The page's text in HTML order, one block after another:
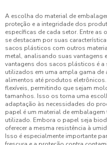
A escolha do material de
proteção e a integridade dos
específicas de cada setor. Entre
se destacam por suas
sacos plásticos com outros
metal, analisando suas vantagens
vantagens dos sacos plásticos é a
utilizados em uma ampla gama de
alimentos até produtos
flexíveis, permitindo que sejam
tamanhos. Isso os torna uma
adaptação às necessidades do
papel é um material de
utilizado. Embora o papel seja
oferecer a mesma resistência à
Isso é especialmente importante